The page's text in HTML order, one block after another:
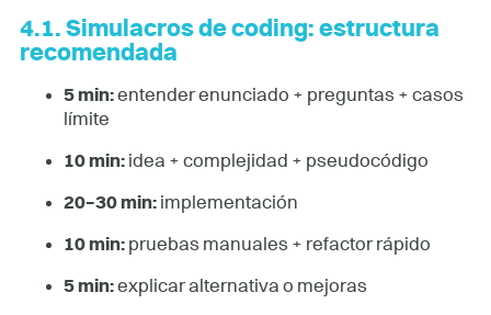
4.1. Simulacros de coding: estructura
recomendada
5 min:entender enunciado + preguntas + casos
límite
10 min: idea + complejidad + pseudocódigo
20–30 min: implementación
10 min: pruebas manuales + refactor rápido
5 min:explicar alternativa o mejoras